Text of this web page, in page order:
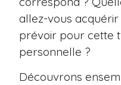
allez-vous
prévoir pour cette
personnelle ?
Découvrons